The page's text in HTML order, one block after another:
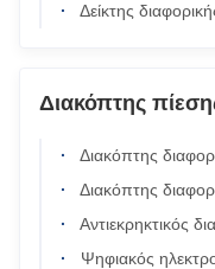
Δείκτης
Διακόπτης
Διακόπτης διαφορικής πίεσης σειράς KCL με
Διακόπτης διαφορικής πίεσης χαμηλής
Αντιεκρηκτικός διακόπτης
Ψηφιακός ηλεκτρονικός διακόπτης